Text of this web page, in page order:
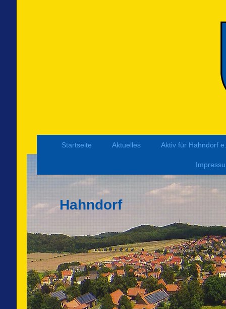
Startseite Aktuelles Aktiv für Hahndorf
Hahndorf Dorf.